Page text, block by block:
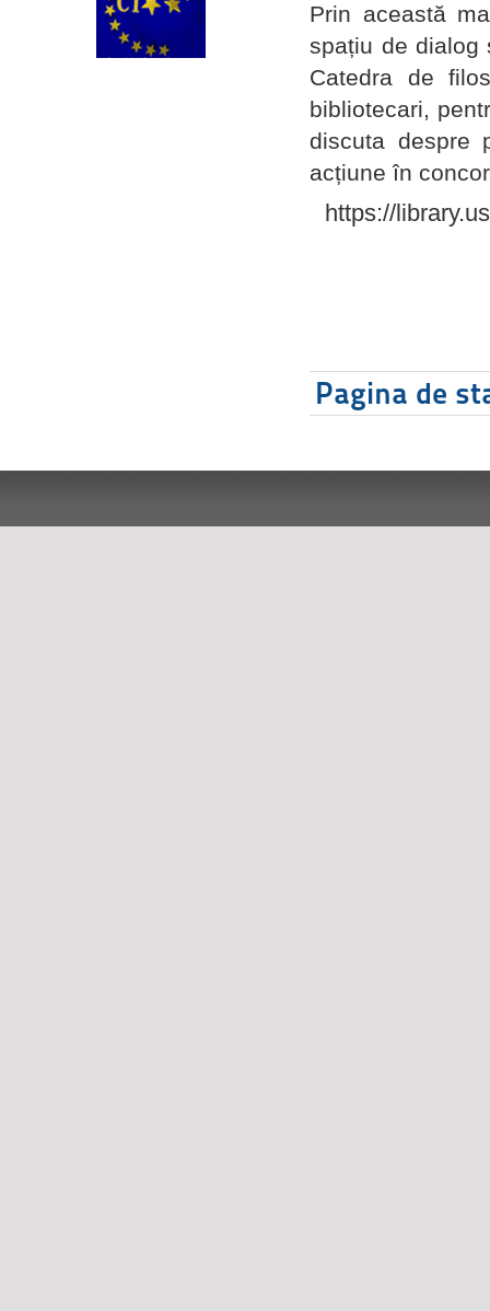
Prin această
spațiu de dialog
Catedra de
bibliotecari,
discuta despre
acțiune în
https://
Pagina de